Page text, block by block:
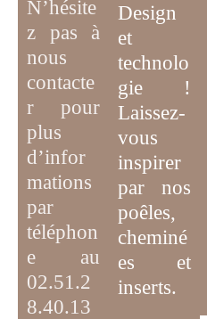
N’hésite
z pas à
nous
contacte
r pour
plus
d’infor
mations
par
téléphon
e au
02.51.2
8.40.13
Design
et
technolo
gie !
Laissez-
vous
inspirer
par nos
poêles,
cheminé
es et
inserts.